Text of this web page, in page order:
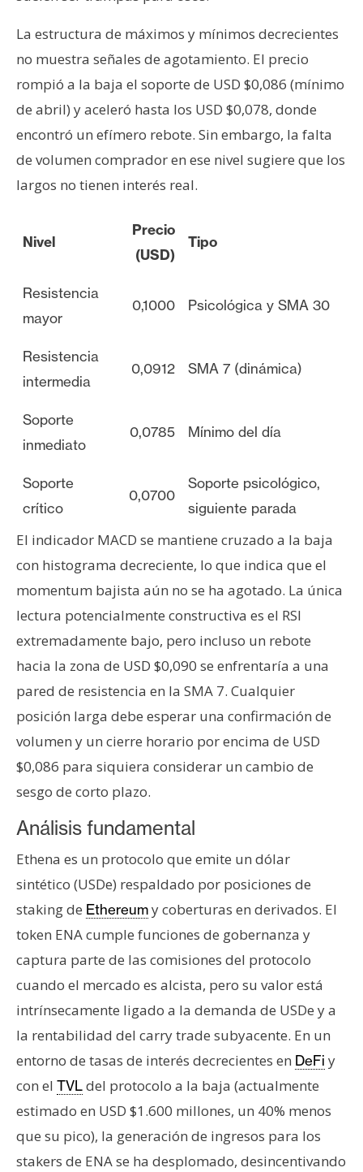
La estructura de máximos y mínimos decrecientes
no muestra señales de agotamiento. El precio
rompió a la baja el soporte de USD $0,086 (mínimo
de abril) y aceleró hasta los USD $0,078, donde
encontró un efímero rebote. Sin embargo, la falta
de volumen comprador en ese nivel sugiere que los
largos no tienen interés real.
Nivel
Precio
(USD)
Tipo
Resistencia
mayor
0,1000 Psicológica y SMA 30
Resistencia
intermedia
0,0912 SMA 7 (dinámica)
Soporte
inmediato
0,0785 Mínimo del día
Soporte
crítico
0,0700
Soporte psicológico,
siguiente parada
El indicador MACD se mantiene cruzado a la baja
con histograma decreciente, lo que indica que el
momentum bajista aún no se ha agotado. La única
lectura potencialmente constructiva es el RSI
extremadamente bajo, pero incluso un rebote
hacia la zona de USD $0,090 se enfrentaría a una
pared de resistencia en la SMA 7. Cualquier
posición larga debe esperar una confirmación de
volumen y un cierre horario por encima de USD
$0,086 para siquiera considerar un cambio de
sesgo de corto plazo.
Análisis fundamental
Ethena es un protocolo que emite un dólar
sintético (USDe) respaldado por posiciones de
staking de Ethereumy coberturas en derivados. El
token ENA cumple funciones de gobernanza y
captura parte de las comisiones del protocolo
cuando el mercado es alcista, pero su valor está
intrínsecamente ligado a la demanda de USDe y a
la rentabilidad del carry trade subyacente. En un
entorno de tasas de interés decrecientes en DeFi y
con el TVLdel protocolo a la baja (actualmente
estimado en USD $1.600 millones, un 40% menos
que su pico), la generación de ingresos para los
stakers de ENA se ha desplomado, desincentivando